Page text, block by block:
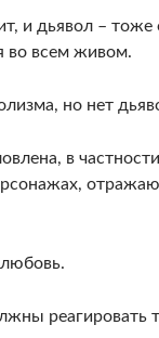
и дьявол –
во всем живом.
но нет
в
любовь.
реагировать